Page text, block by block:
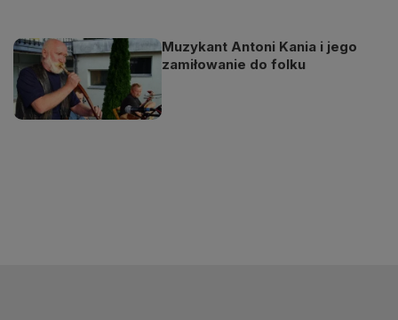
Muzykant Antoni Kania i jego
zamiłowanie do folku